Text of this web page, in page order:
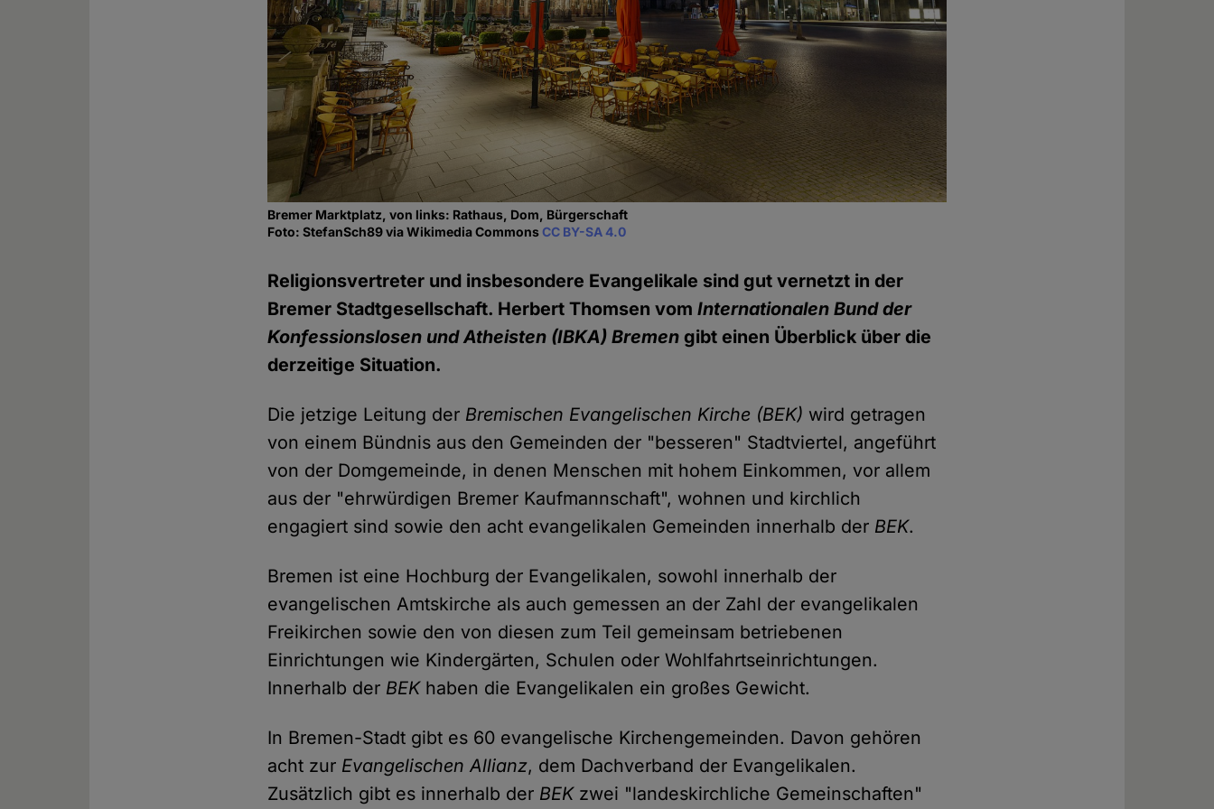
Bremer Marktplatz, von links: Rathaus, Dom, Bürgerschaft
Foto: StefanSch89 via Wikimedia CommonsCC BY-SA 4.0
Religionsvertreter und insbesondere Evangelikale sind gut vernetzt in der
Bremer Stadtgesellschaft. Herbert Thomsen vomInternationalen Bund der
Konfessionslosen und Atheisten (IBKA) Bremen gibt einen Überblick über die
derzeitige Situation.
Die jetzige Leitung der Bremischen Evangelischen Kirche (BEK) wird getragen
von einem Bündnis aus den Gemeinden der "besseren" Stadtviertel, angeführt
von der Domgemeinde, in denen Menschen mit hohem Einkommen, vor allem
aus der "ehrwürdigen Bremer Kaufmannschaft", wohnen und kirchlich
engagiert sind sowie den acht evangelikalen Gemeinden innerhalb der BEK.
Bremen ist eine Hochburg der Evangelikalen, sowohl innerhalb der
evangelischen Amtskirche als auch gemessen an der Zahl der evangelikalen
Freikirchen sowie den von diesen zum Teil gemeinsam betriebenen
Einrichtungen wie Kindergärten, Schulen oder Wohlfahrtseinrichtungen.
Innerhalb der BEKhaben die Evangelikalen ein großes Gewicht.
In Bremen-Stadt gibt es 60 evangelische Kirchengemeinden. Davon gehören
acht zur Evangelischen Allianz, dem Dachverband der Evangelikalen.
Zusätzlich gibt es innerhalb der BEKzwei "landeskirchliche Gemeinschaften"